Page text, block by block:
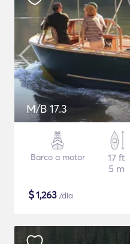
M/B 17.3
Barco a motor
17 ft
5 m
$1,263 /dia